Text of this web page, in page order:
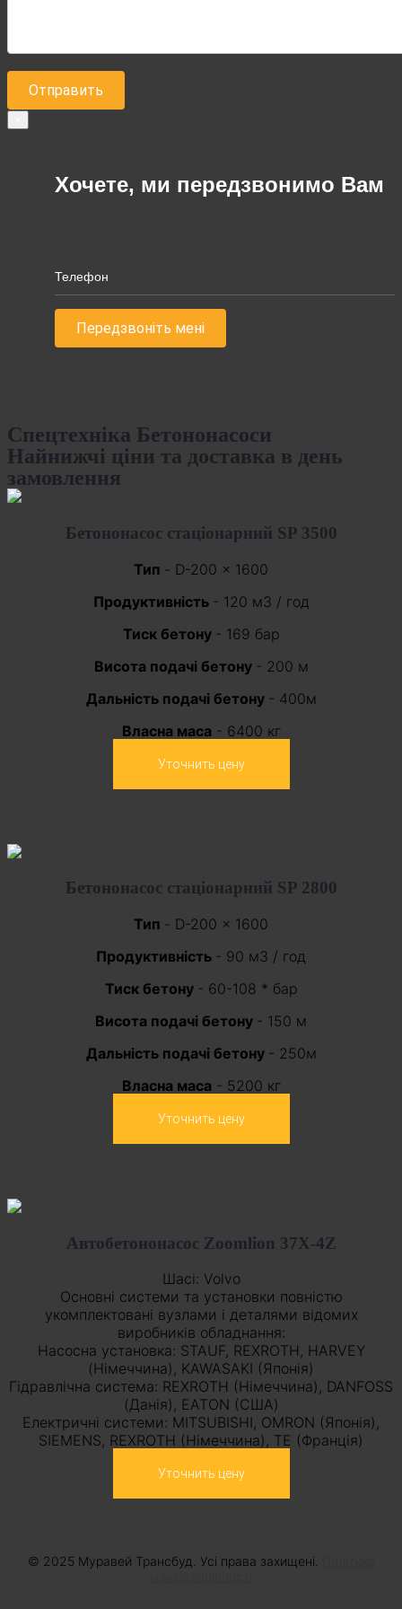
Хочете, ми передзвонимо Вам
Спецтехніка Бетононасоси
Найнижчі ціни та доставка в день
замовлення
Бетононасос стаціонарний SP 3500
Тип - D-200 × 1600
Продуктивність - 120 м3 / год
Тиск бетону - 169 бар
Висота подачі бетону - 200 м
Дальність подачі бетону - 400м
Власна маса - 6400 кг
Уточнить цену
Бетононасос стаціонарний SP 2800
Тип - D-200 × 1600
Продуктивність - 90 м3 / год
Тиск бетону - 60-108 * бар
Висота подачі бетону - 150 м
Дальність подачі бетону - 250м
Власна маса - 5200 кг
Уточнить цену
Автобетононасос Zoomlion 37X-4Z
Шасі: Volvo
Основні системи та установки повністю
укомплектовані вузлами і деталями відомих
виробників обладнання:
Насосна установка: STAUF, REXROTH, HARVEY
(Німеччина), KAWASAKI (Японія)
Гідравлічна система: REXROTH (Німеччина), DANFOSS
(Данія), EATON (США)
Електричні системи: MITSUBISHI, OMRON (Японія),
SIEMENS, REXROTH (Німеччина), TE (Франція)
Уточнить цену
© 2025 Муравей Трансбуд. Усі права захищені.